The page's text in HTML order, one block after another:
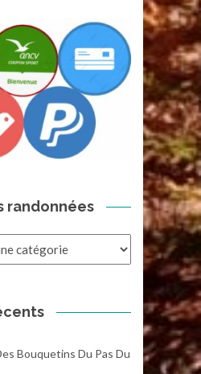
randonnées
Bouquetins Du Pas Du